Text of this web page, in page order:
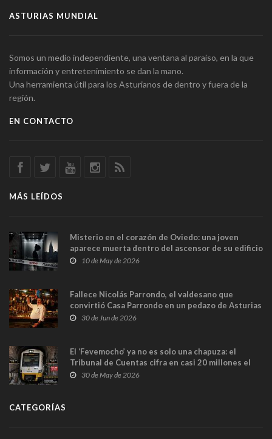
ASTURIAS MUNDIAL
Somos un medio independiente, una ventana al paraíso, en la que
información y entretenimiento se dan la mano.
Una herramienta útil para los Asturianos de dentro y fuera de la
región.
EN CONTACTO
MÁS LEÍDOS
Misterio en el corazón de Oviedo: una joven
aparece muerta dentro del ascensor de su edificio
y las cámaras captan sus últimos minutos
10 de May de 2026
Fallece Nicolás Parrondo, el valdesano que
convirtió Casa Parrondo en un pedazo de Asturias
en Madrid
30 de Jun de 2026
El ‘Fevemocho’ ya no es solo una chapuza: el
Tribunal de Cuentas cifra en casi 20 millones el
sobrecoste de los trenes que no cabían por los
30 de May de 2026
CATEGORÍAS